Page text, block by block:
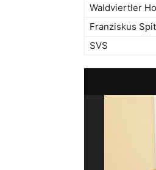
Waldviertler
Franziskus
SVS